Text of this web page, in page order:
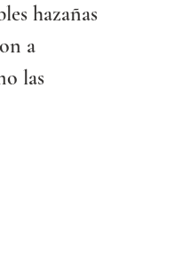
hazañas
a
las